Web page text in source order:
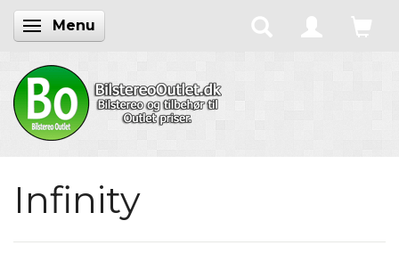
Skifte navigation
Menu
Infinity